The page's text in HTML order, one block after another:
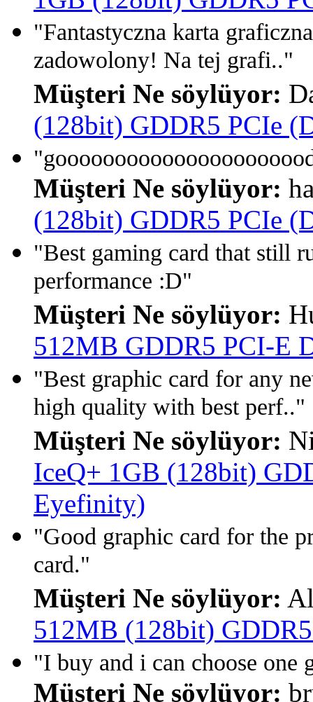
"Fantastyczna karta
zadowolony! Na tej grafi.."
Müşteri Ne söylüyor:
(128bit) GDDR5 PCIe
Müşteri Ne söylüyor:
(128bit) GDDR5 PCIe
"Best gaming card that still
performance :D"
Müşteri Ne söylüyor:
512MB GDDR5 PCI-E
"Best graphic card for any
high quality with best perf.."
Müşteri Ne söylüyor:
IceQ+ 1GB (128bit)
Eyefinity)
"Good graphic card for the
card."
Müşteri Ne söylüyor:
512MB (128bit)
"I buy and i can choose one
Müşteri Ne söylüyor: